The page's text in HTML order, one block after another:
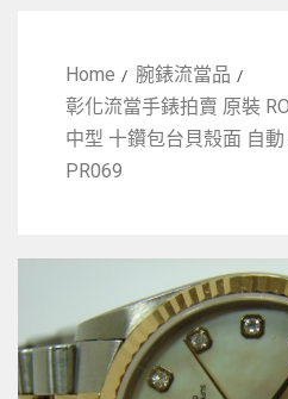
Home
腕錶流當品
彰化流當手錶拍賣 原裝
中型 十鑽包台貝殼面 自
PR069